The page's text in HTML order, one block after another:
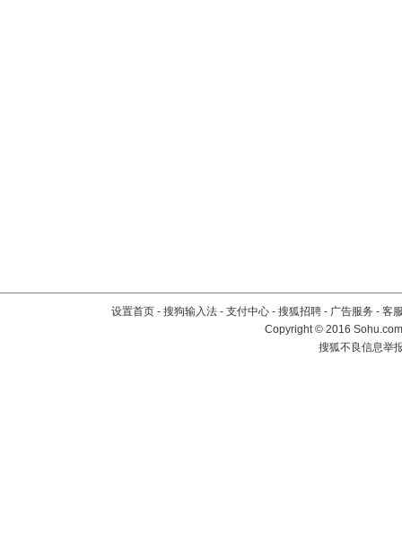
设置首页 - 搜狗输入法 - 支付中心 - 搜狐招聘 - 广告服务 - 客
Copyright©2016
搜狐不良信息举